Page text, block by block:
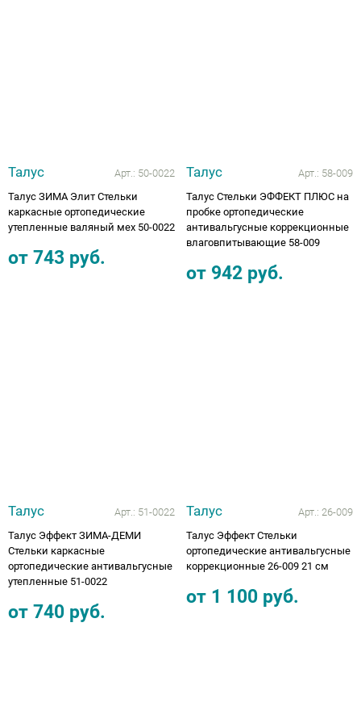
Талус Арт.: 50-0022
Талус ЗИМА Элит Стельки
каркасные ортопедические
утепленные валяный мех 50-0022
от 743 руб.
Талус Арт.: 58-009
Талус Стельки ЭФФЕКТ ПЛЮС на
пробке ортопедические
антивальгусные коррекционные
влаговпитывающие 58-009
от 942 руб.
Талус Арт.: 51-0022
Талус Эффект ЗИМА-ДЕМИ
Стельки каркасные
ортопедические антивальгусные
утепленные 51-0022
от 740 руб.
Талус Арт.: 26-009
Талус Эффект Стельки
ортопедические антивальгусные
коррекционные 26-009 21 см
от 1 100 руб.
ОПОРЫ, ВЕРТИКАЛИЗАТОРЫ, Оборудование
для ЛФК
Одежда ортопедическая (адаптивная) для
инвалидов